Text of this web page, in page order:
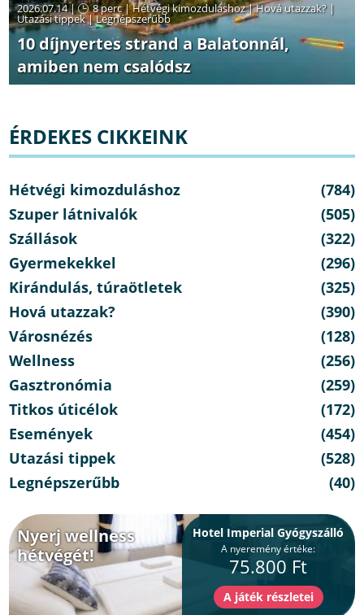
2026.07.14 | 8 perc|Hétvégi kimozduláshoz|Hová utazzak? |
Utazási tippek|Legnépszerűbb
10 díjnyertes strand a Balatonnál,
amiben nem csalódsz
ÉRDEKES CIKKEINK
Hétvégi kimozduláshoz
(784)
Szuper látnivalók
(505)
Szállások
(322)
Gyermekekkel
(296)
Kirándulás, túraötletek
(325)
Hová utazzak?
(390)
Városnézés
(128)
Wellness
(256)
Gasztronómia
(259)
Titkos úticélok
(172)
Események
(454)
Utazási tippek
(528)
Legnépszerűbb
(40)
Nyerj wellness
hétvégét!
Hotel Imperial Gyógyszálló
A nyeremény értéke:
75.800 Ft